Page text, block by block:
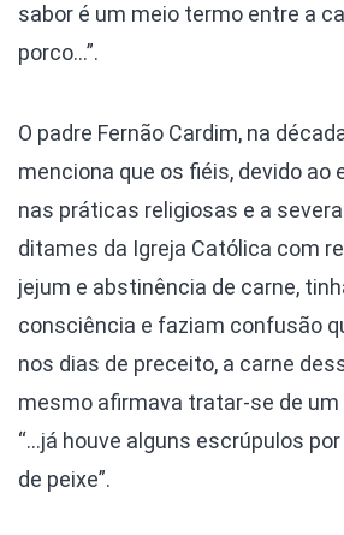
sabor é um meio termo entre a
porco…”.
O padre Fernão Cardim, na
menciona que os fiéis, devido ao
nas práticas religiosas e a
ditames da Igreja Católica com
jejum e abstinência de carne,
consciência e faziam confusão
nos dias de preceito, a carne
mesmo afirmava tratar-se de um
“…já houve alguns escrúpulos
de peixe”.